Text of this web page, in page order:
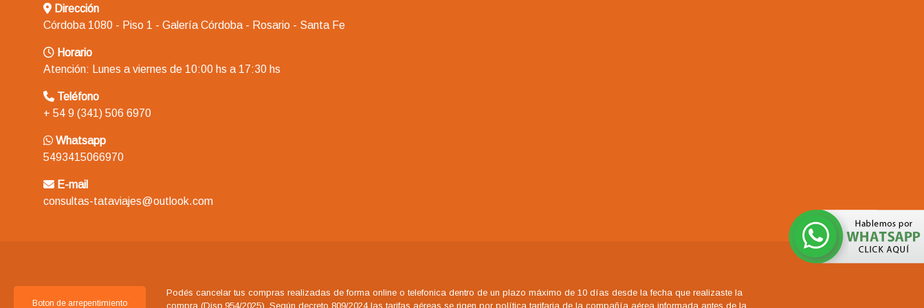
Dirección
Córdoba 1080 - Piso 1 - Galería Córdoba - Rosario - Santa Fe
Horario
Atención: Lunes a viernes de 10:00 hs a 17:30 hs
Teléfono
+ 54 9 (341) 506 6970
Whatsapp
5493415066970
E-mail
consultas-tataviajes@outlook.com
Boton de arrepentimiento
Podés cancelar tus compras realizadas de forma online o telefonica dentro de un plazo máximo de 10 días desde la fecha que realizaste la
compra (Disp.954/2025). Según decreto 809/2024 las tarifas aéreas se rigen por política tarifaria de la compañía aérea informada antes de la